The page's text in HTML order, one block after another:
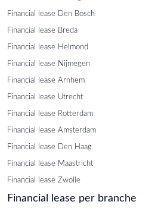
Financial lease Den Bosch
Financial lease Breda
Financial lease Helmond
Financial lease Nijmegen
Financial lease Arnhem
Financial lease Utrecht
Financial lease Rotterdam
Financial lease Amsterdam
Financial lease Den Haag
Financial lease Maastricht
Financial lease Zwolle
Financial lease per branche